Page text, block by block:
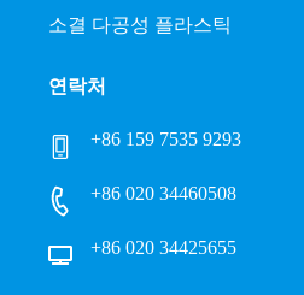
소결 다공성 플라스틱
연락처
+86 159 7535 9293
+86 020 34460508
+86 020 34425655